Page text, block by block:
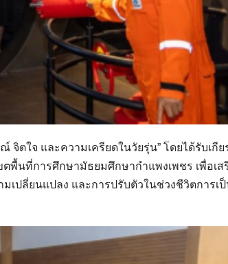
ตใจ และความเครียดในวัยรุ่น” โดยได้รับเกีย
พื้นที่การศึกษามัธยมศึกษากำแพงเพชร เพื่อเส
เปลี่ยนแปลง และการปรับตัวในช่วงชีวิตการเ